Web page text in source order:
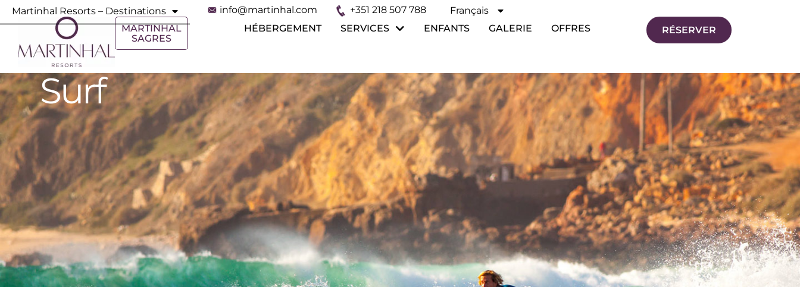
Martinhal Resorts – Destinations info@martinhal.com +351 218 507 788 Français
Español
MARTINHAL
SAGRES
HÉBERGEMENT SERVICES ENFANTS GALERIE OFFRES RÉSERVER
Surf